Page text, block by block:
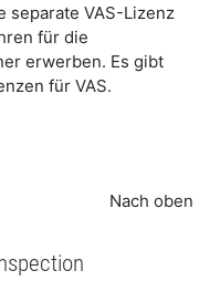
separate VAS-Lizenz
für die
erwerben. Es gibt
für VAS.
Nach oben